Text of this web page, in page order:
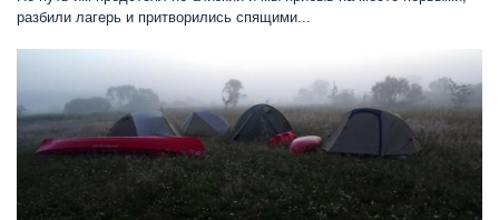
разбили лагерь и притворились спящими...